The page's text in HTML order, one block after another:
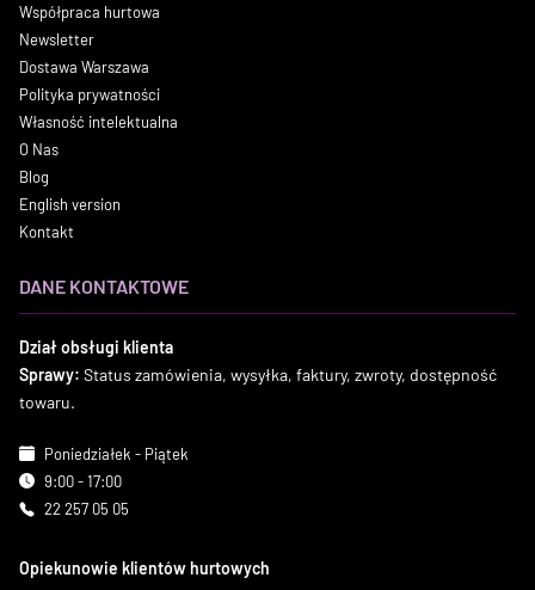
Współpraca hurtowa
Newsletter
Dostawa Warszawa
Polityka prywatności
Własność intelektualna
O Nas
Blog
English version
Kontakt
DANE KONTAKTOWE
Dział obsługi klienta
Sprawy: Status zamówienia, wysyłka, faktury, zwroty, dostępność
towaru.
Poniedziałek - Piątek
9:00 - 17:00
22 257 05 05
Opiekunowie klientów hurtowych